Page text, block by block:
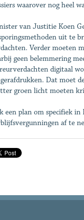
waarover nog heel
van Justitie Koen
uit te
Verder moeten
geen belemmering
digitaal
Dat moet
groen licht moeten
een plan om specifiek
af te